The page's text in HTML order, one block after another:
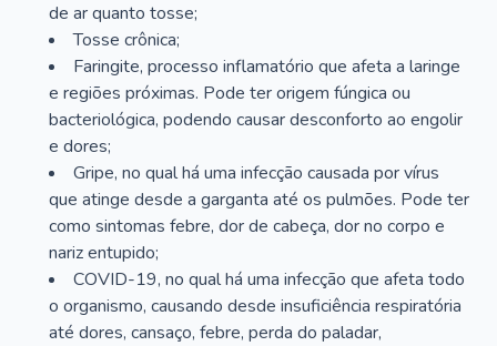
de ar quanto tosse;
Tosse crônica;
Faringite, processo inflamatório que afeta a laringe
e regiões próximas. Pode ter origem fúngica ou
bacteriológica, podendo causar desconforto ao engolir
e dores;
Gripe, no qual há uma infecção causada por vírus
que atinge desde a garganta até os pulmões. Pode ter
como sintomas febre, dor de cabeça, dor no corpo e
nariz entupido;
COVID-19, no qual há uma infecção que afeta todo
o organismo, causando desde insuficiência respiratória
até dores, cansaço, febre, perda do paladar,